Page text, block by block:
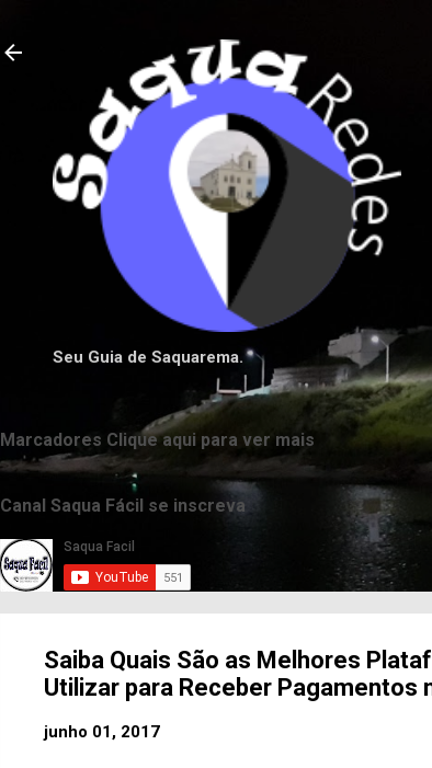
Seu Guia de Saquarema.
Marcadores Clique aqui para ver mais
Canal Saqua Fácil se inscreva
Saiba Quais São as Melhores
Utilizar para Receber Pagamentos
junho 01, 2017